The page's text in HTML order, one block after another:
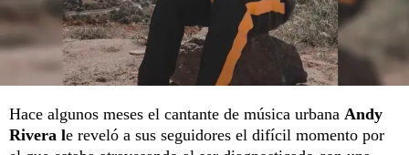
Hace algunos meses el cantante de música urbana Andy
Rivera le reveló a sus seguidores el difícil momento por